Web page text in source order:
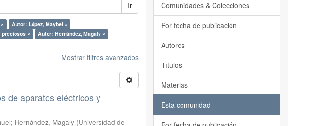
Ir
Autor: López, Maybel ×
×
Autor: Hernández, Magaly ×
Mostrar filtros avanzados
de aparatos eléctricos y
; Hernández, Magaly (Universidad de
Comunidades & Colecciones
Por fecha de publicación
Autores
Títulos
Materias
Esta comunidad